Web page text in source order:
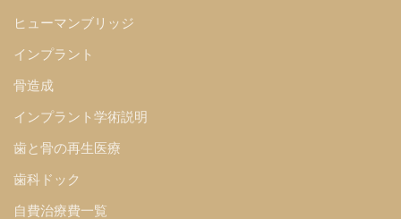
ヒューマンブリッジ
インプラント
骨造成
インプラント学術説明
歯と骨の再生医療
歯科ドック
自費治療費一覧